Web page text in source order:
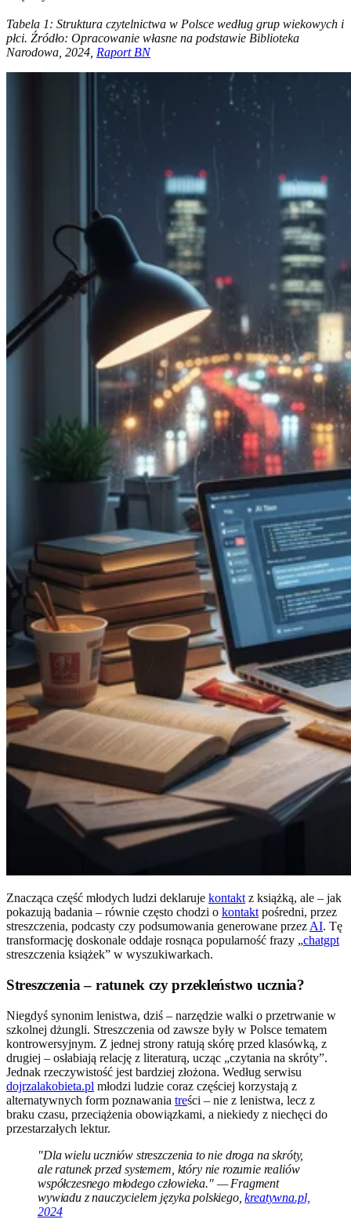
Tabela 1: Struktura czytelnictwa w Polsce według grup wiekowych i
płci. Źródło: Opracowanie własne na podstawie Biblioteka
Narodowa, 2024, Raport BN
Znacząca część młodych ludzi deklaruje kontakt z książką, ale – jak
pokazują badania – równie często chodzi o kontakt pośredni, przez
streszczenia, podcasty czy podsumowania generowane przez AI. Tę
transformację doskonale oddaje rosnąca popularność frazy „chatgpt
streszczenia książek” w wyszukiwarkach.
Streszczenia – ratunek czy przekleństwo ucznia?
Niegdyś synonim lenistwa, dziś – narzędzie walki o przetrwanie w
szkolnej dżungli. Streszczenia od zawsze były w Polsce tematem
kontrowersyjnym. Z jednej strony ratują skórę przed klasówką, z
drugiej – osłabiają relację z literaturą, ucząc „czytania na skróty”.
Jednak rzeczywistość jest bardziej złożona. Według serwisu
dojrzalakobieta.pl młodzi ludzie coraz częściej korzystają z
alternatywnych form poznawania treści – nie z lenistwa, lecz z
braku czasu, przeciążenia obowiązkami, a niekiedy z niechęci do
przestarzałych lektur.
"Dla wielu uczniów streszczenia to nie droga na skróty,
ale ratunek przed systemem, który nie rozumie realiów
współczesnego młodego człowieka." — Fragment
wywiadu z nauczycielem języka polskiego,kreatywna.pl,
2024